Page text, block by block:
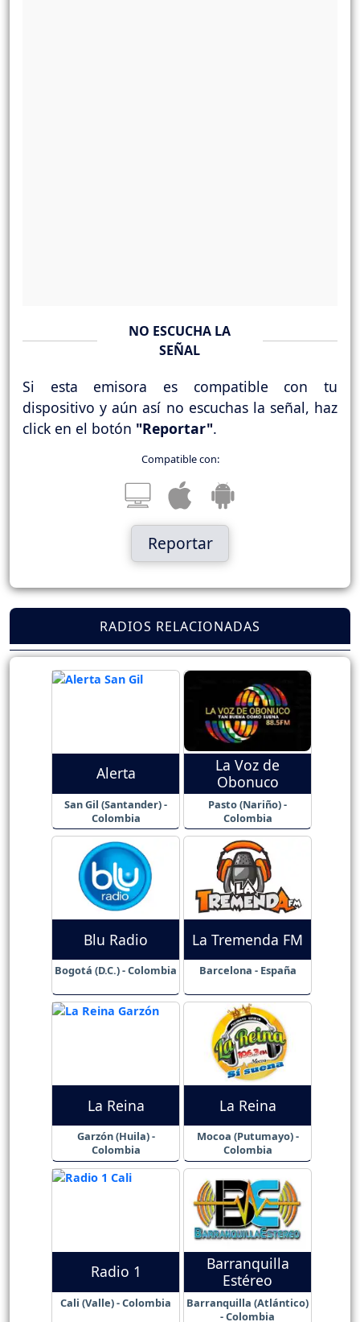
NO ESCUCHA LA
SEÑAL
Si esta emisora es compatible con tu
dispositivo y aún así no escuchas la señal, haz
click en el botón "Reportar".
Compatible con:
Reportar
RADIOS RELACIONADAS
Alerta
San Gil (Santander) -
Colombia
La Voz de
Obonuco
Pasto (Nariño) -
Colombia
Blu Radio
Bogotá (D.C.) - Colombia
La Tremenda FM
Barcelona - España
La Reina
Garzón (Huila) -
Colombia
La Reina
Mocoa (Putumayo) -
Colombia
Radio 1
Cali (Valle) - Colombia
Barranquilla
Estéreo
Barranquilla (Atlántico)
- Colombia